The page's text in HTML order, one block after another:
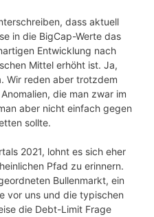
dass aktuell
in die BigCap-Werte das
Entwicklung nach
Mittel erhöht ist. Ja,
Wir reden aber trotzdem
die man zwar im
aber nicht einfach gegen
sollte.
2021, lohnt es sich eher
Pfad zu erinnern.
Bullenmarkt, ein
vor uns und die typischen
die Debt-Limit Frage